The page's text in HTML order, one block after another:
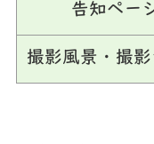
告知ペー
撮影風景・撮